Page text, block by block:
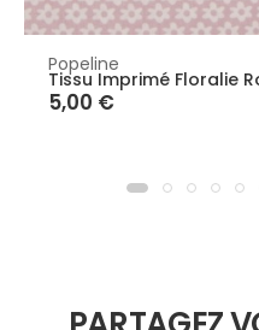
Popeline
Tissu Imprimé Floralie
5,00 €